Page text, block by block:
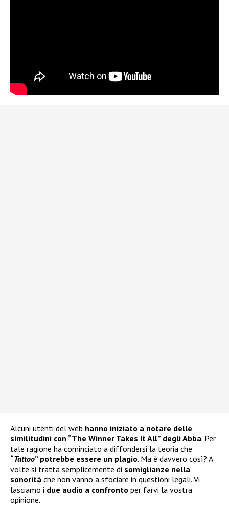
Alcuni utenti del web hanno iniziato a notare delle
similitudini con “The Winner Takes It All” degli Abba. Per
tale ragione ha cominciato a diffondersi la teoria che
“Tattoo” potrebbe essere un plagio. Ma è davvero così? A
volte si tratta semplicemente di somiglianze nella
sonorità che non vanno a sfociare in questioni legali. Vi
lasciamo i due audio a confronto per farvi la vostra
opinione.